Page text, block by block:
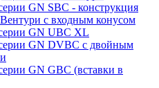
GN SBC - конструкция
c входным конусом
GN UBC XL
GN DVBC с двойным
GN GBC (вставки в